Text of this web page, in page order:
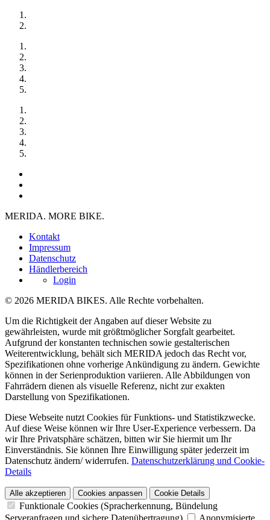
MERIDA. MORE BIKE.
Kontakt
Impressum
Datenschutz
Händlerbereich
Login
© 2026 MERIDA BIKES. Alle Rechte vorbehalten.
Um die Richtigkeit der Angaben auf dieser Website zu
gewährleisten, wurde mit größtmöglicher Sorgfalt gearbeitet.
Aufgrund der konstanten technischen sowie gestalterischen
Weiterentwicklung, behält sich MERIDA jedoch das Recht vor,
Spezifikationen ohne vorherige Ankündigung zu ändern. Gewichte
können in der Serienproduktion variieren. Alle Abbildungen von
Fahrrädern dienen als visuelle Referenz, nicht zur exakten
Darstellung von Spezifikationen.
Diese Webseite nutzt Cookies für Funktions- und Statistikzwecke.
Auf diese Weise können wir Ihre User-Experience verbessern. Da
wir Ihre Privatsphäre schätzen, bitten wir Sie hiermit um Ihr
Einverständnis. Sie können Ihre Einwilligung später jederzeit im
Datenschutz ändern/ widerrufen. Datenschutzerklärung und Cookie-
Details
Alle akzeptieren Cookies anpassen Cookie Details
Funktionale Cookies (Spracherkennung, Bündelung
Serveranfragen und sichere Datenübertragung)
Anonymisierte